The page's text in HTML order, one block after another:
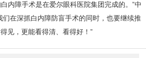
内障手术是在爱尔眼科医院集团完成的。”中
在深抓白内障防盲手术的同时，也要继续推
见，更能看得清、看得好！”